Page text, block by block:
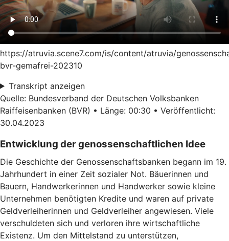
https://atruvia.scene7.com/is/content/atruvia/
bvr-gemafrei-202310
Transkript anzeigen
Quelle: Bundesverband der Deutschen Volksbanken
Raiffeisenbanken (BVR) • Länge: 00:30 • Veröffentlicht:
30.04.2023
Entwicklung der genossenschaftlichen Idee
Die Geschichte der Genossenschaftsbanken begann im 19.
Jahrhundert in einer Zeit sozialer Not. Bäuerinnen und
Bauern, Handwerkerinnen und Handwerker sowie kleine
Unternehmen benötigten Kredite und waren auf private
Geldverleiherinnen und Geldverleiher angewiesen. Viele
verschuldeten sich und verloren ihre wirtschaftliche
Existenz. Um den Mittelstand zu unterstützen,